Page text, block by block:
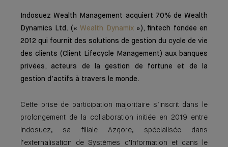
Indosuez Wealth Management acquiert 70% de Wealth
Dynamics Ltd. (« Wealth Dynamix»), fintech fondée en
2012 qui fournit des solutions de gestion du cycle de vie
des clients (Client Lifecycle Management) aux banques
privées, acteurs de la gestion de fortune et de la
gestion d’actifs à travers le monde.
Cette prise de participation majoritaire s’inscrit dans le
prolongement de la collaboration initiée en 2019 entre
Indosuez, sa filiale Azqore, spécialisée dans
l’externalisation de Systèmes d’Information et dans le